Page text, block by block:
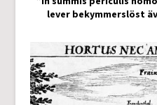
lever bekymmerslöst